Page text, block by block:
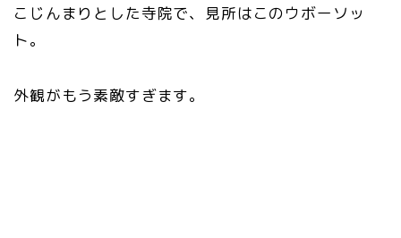
こじんまりとした寺院で、見所はこのウボーソッ
ト。
外観がもう素敵すぎます。